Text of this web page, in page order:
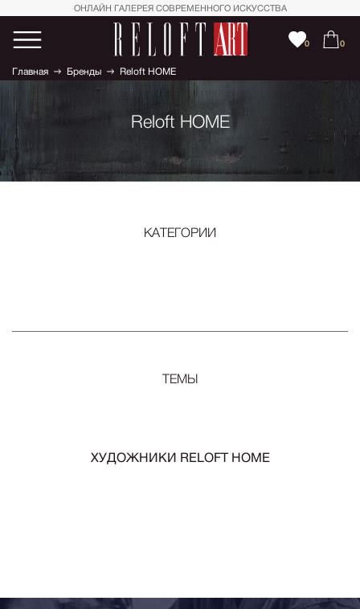
ОНЛАЙН ГАЛЕРЕЯ СОВРЕМЕННОГО ИСКУССТВА
0 0
Главная Бренды Reloft HOME
Reloft HOME
КАТЕГОРИИ
ТЕМЫ
ХУДОЖНИКИ RELOFT HOME